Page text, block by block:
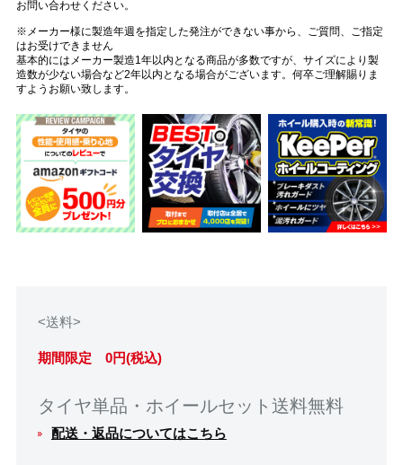
お問い合わせください。
※メーカー様に製造年週を指定した発注ができない事から、ご質問、ご指定
はお受けできません
基本的にはメーカー製造1年以内となる商品が多数ですが、サイズにより製
造数が少ない場合など2年以内となる場合がございます。何卒ご理解賜りま
すようお願い致します。
<送料>
期間限定 0円(税込)
タイヤ単品・ホイールセット送料無料
配送・返品についてはこちら